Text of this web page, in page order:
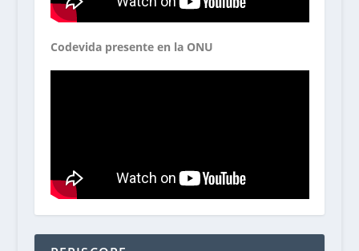
Codevida presente en la ONU